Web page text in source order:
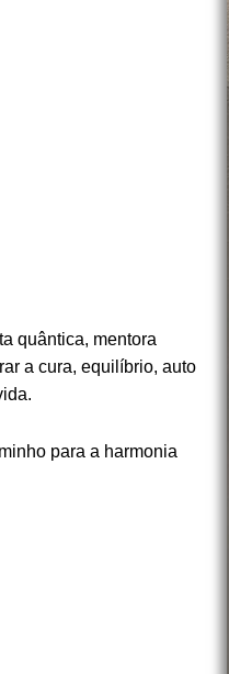
quântica, mentora
a cura, equilíbrio, auto
para a harmonia